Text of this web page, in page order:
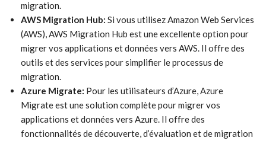
migration.
AWS Migration Hub: Si vous utilisez Amazon Web Services
(AWS), AWS Migration Hub est une excellente option pour
migrer vos applications et données vers AWS. Il offre des
outils et des services pour simplifier le processus de
migration.
Azure Migrate: Pour les utilisateurs d’Azure, Azure
Migrate est une solution complète pour migrer vos
applications et données vers Azure. Il offre des
fonctionnalités de découverte, d’évaluation et de migration